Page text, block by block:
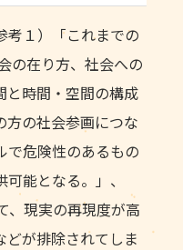
考１）「これまでの
の在り方、社会への
と時間・空間の構成
方の社会参画につな
で危険性のあるもの
能となる。」、
、現実の再現度が高
どが排除されてしま